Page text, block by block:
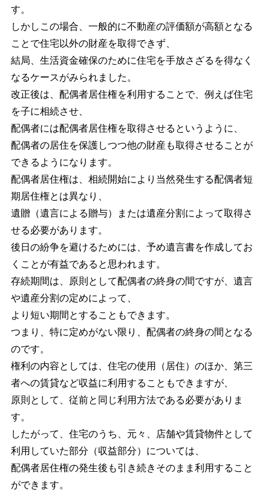
す。
しかしこの場合、一般的に不動産の評価額が高額となる
ことで住宅以外の財産を取得できず、
結局、生活資金確保のために住宅を手放さざるを得なく
なるケースがみられました。
改正後は、配偶者居住権を利用することで、例えば住宅
を子に相続させ、
配偶者には配偶者居住権を取得させるというように、
配偶者の居住を保護しつつ他の財産も取得させることが
できるようになります。
配偶者居住権は、相続開始により当然発生する配偶者短
期居住権とは異なり、
遺贈（遺言による贈与）または遺産分割によって取得さ
せる必要があります。
後日の紛争を避けるためには、予め遺言書を作成してお
くことが有益であると思われます。
存続期間は、原則として配偶者の終身の間ですが、遺言
や遺産分割の定めによって、
より短い期間とすることもできます。
つまり、特に定めがない限り、配偶者の終身の間となる
のです。
権利の内容としては、住宅の使用（居住）のほか、第三
者への賃貸など収益に利用することもできますが、
原則として、従前と同じ利用方法である必要がありま
す。
したがって、住宅のうち、元々、店舗や賃貸物件として
利用していた部分（収益部分）については、
配偶者居住権の発生後も引き続きそのまま利用すること
ができます。